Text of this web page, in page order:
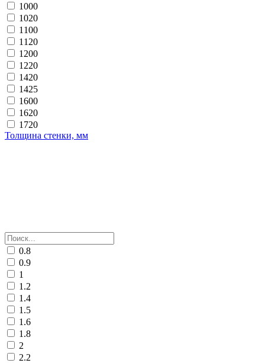
1000
1020
1100
1120
1200
1220
1420
1425
1600
1620
1720
Толщина стенки, мм
0.8
0.9
1
1.2
1.4
1.5
1.6
1.8
2
2.2